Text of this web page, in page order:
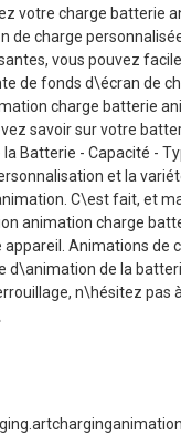
votre charge batterie
de charge
vous pouvez
de fonds d\écran de
charge batterie
savoir sur votre
Batterie - Capacité -
et la
C\est fait, et
animation charge
Animations de
d\animation de la
n\hésitez